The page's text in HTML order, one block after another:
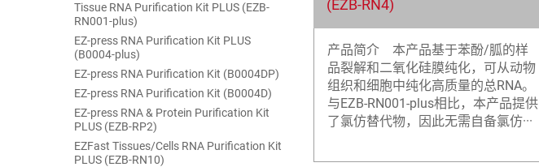
Tissue RNA Purification Kit PLUS (EZB-
RN001-plus)
EZ-press RNA Purification Kit PLUS
(B0004-plus)
EZ-press RNA Purification Kit (B0004DP)
EZ-press RNA Purification Kit (B0004D)
EZ-press RNA & Protein Purification Kit
PLUS (EZB-RP2)
EZFast Tissues/Cells RNA Purification Kit
PLUS (EZB-RN10)
(EZB-RN4)
产品简介 本产品基于苯酚/胍的样
品裂解和二氧化硅膜纯化，可从动物
组织和细胞中纯化高质量的总RNA。
与EZB-RN001-plus相比，本产品提供
了氯仿替代物，因此无需自备氯仿···